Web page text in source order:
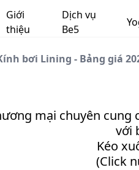
Giới
thiệu
Dịch vụ
Be5
bơi Lining - Bảng giá
mại chuyên cung
với
Kéo
(Click